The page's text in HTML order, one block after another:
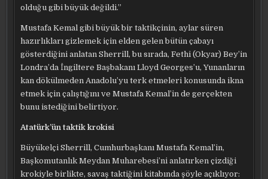
olduğu gibi büyük değildi.”
Mustafa Kemal gibi büyük bir taktikçinin, aylar süren
hazırlıkları gizlemek için elden gelen bütün çabayı
gösterdiğini anlatan Sherrill, bu sırada, Fethi (Okyar) Bey’in
Londra’da İngiltere Başbakanı Lloyd Georges’u, Yunanların
kan dökülmeden Anadolu’yu terk etmeleri konusunda ikna
etmek için çalıştığını ve Mustafa Kemal’in de gerçekten
bunu istediğini belirtiyor.
Atatürk’ün taktik krokisi
Büyükelçi Sherrill, Cumhurbaşkanı Mustafa Kemal’in,
Başkomutanlık Meydan Muharebesi’ni anlatırken çizdiği
krokiyle birlikte, savaş taktiğini kitabında şöyle açıklıyor: